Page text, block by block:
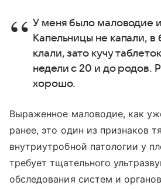
У меня было маловодие
Капельницы не капали, в
клали, зато кучу
недели с 20 и до родов.
хорошо.
Выраженное маловодие, как
ранее, это один из признаков
внутриутробной патологии у
требует тщательного
обследования систем и